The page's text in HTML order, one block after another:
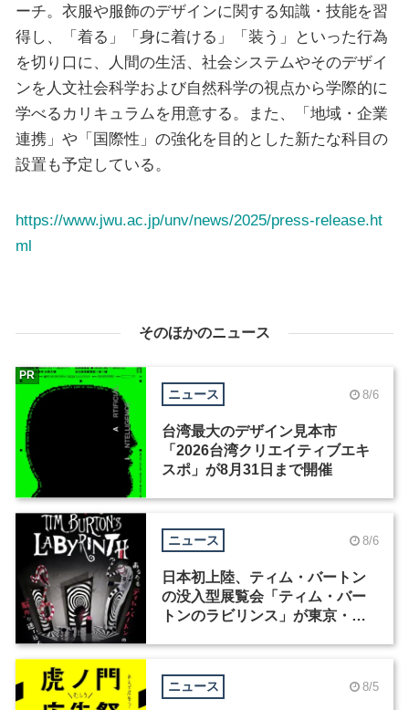
ーチ。衣服や服飾のデザインに関する知識・技能を習
得し、「着る」「身に着ける」「装う」といった行為
を切り口に、人間の生活、社会システムやそのデザイ
ンを人文社会科学および自然科学の視点から学際的に
学べるカリキュラムを用意する。また、「地域・企業
連携」や「国際性」の強化を目的とした新たな科目の
設置も予定している。
https://www.jwu.ac.jp/unv/news/2025/press-release.ht
ml
そのほかのニュース
ニュース 8/6
台湾最大のデザイン見本市
「2026台湾クリエイティブエキ
スポ」が8月31日まで開催
PR
ニュース 8/6
日本初上陸、ティム・バートン
の没入型展覧会「ティム・バー
トンのラビリンス」が東京・豊
ニュース 8/5